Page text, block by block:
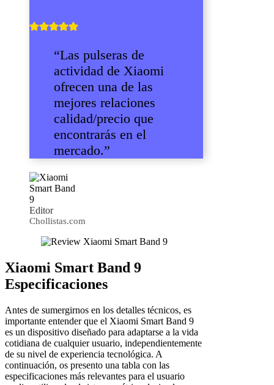
“Las pulseras de
actividad de Xiaomi
ofrecen una de las
mejores relaciones
calidad/precio que
encontrarás en el
mercado.”
Editor
Chollistas.com
Xiaomi Smart Band 9
Especificaciones
Antes de sumergirnos en los detalles técnicos, es
importante entender que el Xiaomi Smart Band 9
es un dispositivo diseñado para adaptarse a la vida
cotidiana de cualquier usuario, independientemente
de su nivel de experiencia tecnológica. A
continuación, os presento una tabla con las
especificaciones más relevantes para el usuario